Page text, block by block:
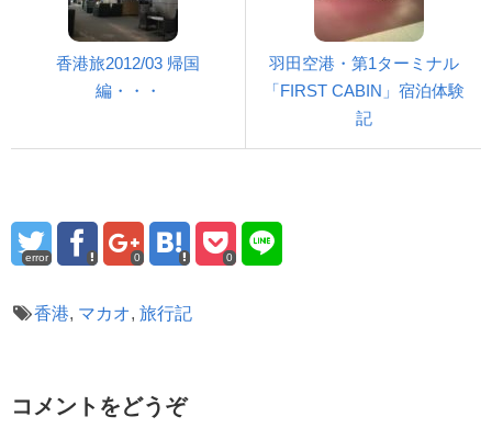
香港旅2012/03 帰国
編・・・
羽田空港・第1ターミナル
「FIRST CABIN」宿泊体験
記
error 0 0
香港, マカオ, 旅行記
コメントをどうぞ